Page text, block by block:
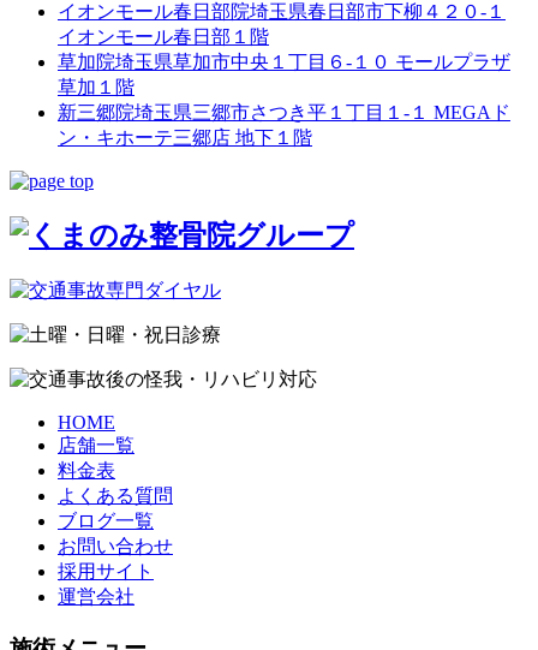
イオンモール春日部院埼玉県春日部市下柳４２０-１
イオンモール春日部１階
草加院埼玉県草加市中央１丁目６-１０ モールプラザ
草加１階
新三郷院埼玉県三郷市さつき平１丁目１-１ MEGAド
ン・キホーテ三郷店 地下１階
HOME
店舗一覧
料金表
よくある質問
ブログ一覧
お問い合わせ
採用サイト
運営会社